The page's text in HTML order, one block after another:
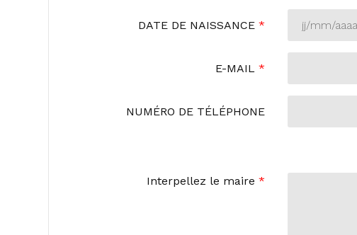
DATE DE NAISSANCE *
E-MAIL *
NUMÉRO DE TÉLÉPHONE
Interpellez le maire *